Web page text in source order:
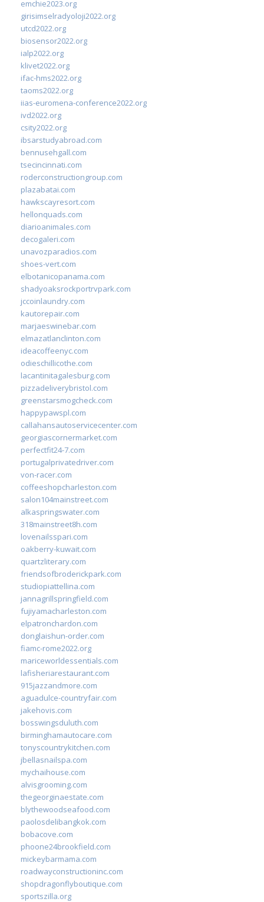
emchie2023.org
girisimselradyoloji2022.org
utcd2022.org
biosensor2022.org
ialp2022.org
klivet2022.org
ifac-hms2022.org
taoms2022.org
iias-euromena-conference2022.org
ivd2022.org
csity2022.org
ibsarstudyabroad.com
bennusehgall.com
tsecincinnati.com
roderconstructiongroup.com
plazabatai.com
hawkscayresort.com
hellonquads.com
diarioanimales.com
decogaleri.com
unavozparadios.com
shoes-vert.com
elbotanicopanama.com
shadyoaksrockportrvpark.com
jccoinlaundry.com
kautorepair.com
marjaeswinebar.com
elmazatlanclinton.com
ideacoffeenyc.com
odieschillicothe.com
lacantinitagalesburg.com
pizzadeliverybristol.com
greenstarsmogcheck.com
happypawspl.com
callahansautoservicecenter.com
georgiascornermarket.com
perfectfit24-7.com
portugalprivatedriver.com
von-racer.com
coffeeshopcharleston.com
salon104mainstreet.com
alkaspringswater.com
318mainstreet8h.com
lovenailsspari.com
oakberry-kuwait.com
quartzliterary.com
friendsofbroderickpark.com
studiopiattellina.com
jannagrillspringfield.com
fujiyamacharleston.com
elpatronchardon.com
donglaishun-order.com
fiamc-rome2022.org
mariceworldessentials.com
lafisheriarestaurant.com
915jazzandmore.com
aguadulce-countryfair.com
jakehovis.com
bosswingsduluth.com
birminghamautocare.com
tonyscountrykitchen.com
jbellasnailspa.com
mychaihouse.com
alvisgrooming.com
thegeorginaestate.com
blythewoodseafood.com
paolosdelibangkok.com
bobacove.com
phoone24brookfield.com
mickeybarmama.com
roadwayconstructioninc.com
shopdragonflyboutique.com
sportszilla.org